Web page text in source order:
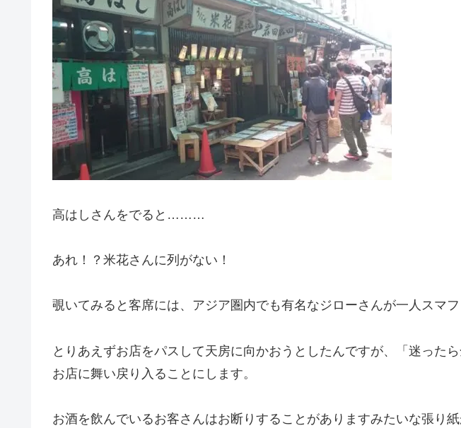
高はしさんをでると………
あれ！？米花さんに列がない！
覗いてみると客席には、アジア圏内でも有名なジローさんが一人スマフ
とりあえずお店をパスして天房に向かおうとしたんですが、「迷った
お店に舞い戻り入ることにします。
お酒を飲んでいるお客さんはお断りすることがありますみたいな張り